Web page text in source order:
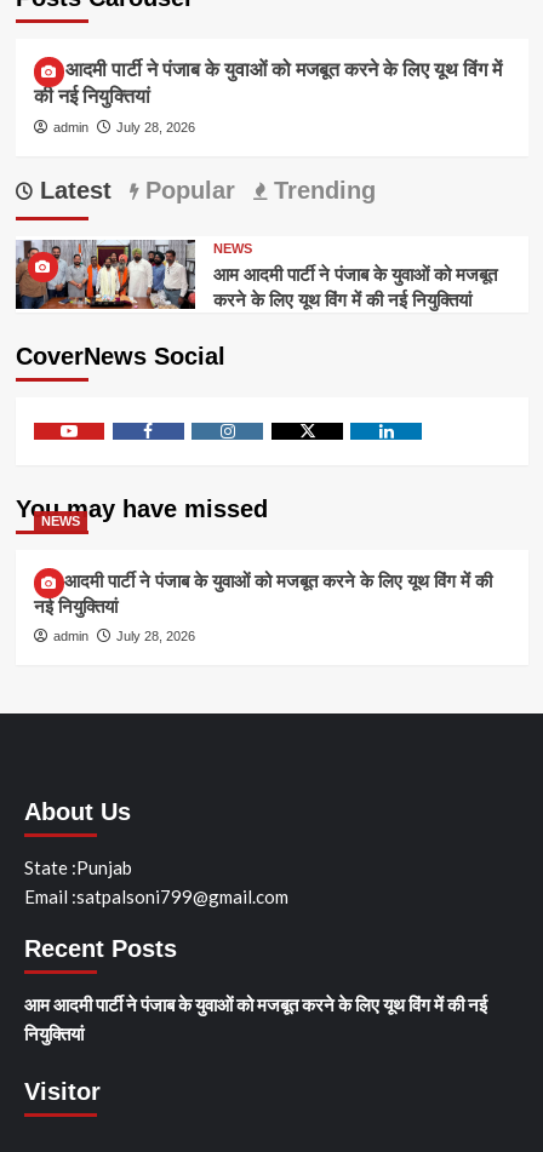
NEWS
आम आदमी पार्टी ने पंजाब के युवाओं को मजबूत करने के लिए यूथ विंग में
की नई नियुक्तियां
admin July 28, 2026
Latest Popular Trending
NEWS
आम आदमी पार्टी ने पंजाब के युवाओं को मजबूत
करने के लिए यूथ विंग में की नई नियुक्तियां
CoverNews Social
You may have missed
NEWS
आम आदमी पार्टी ने पंजाब के युवाओं को मजबूत करने के लिए यूथ विंग में की
नई नियुक्तियां
admin July 28, 2026
About Us
State :Punjab
Email :satpalsoni799@gmail.com
Recent Posts
आम आदमी पार्टी ने पंजाब के युवाओं को मजबूत करने के लिए यूथ विंग में की नई
नियुक्तियां
Visitor